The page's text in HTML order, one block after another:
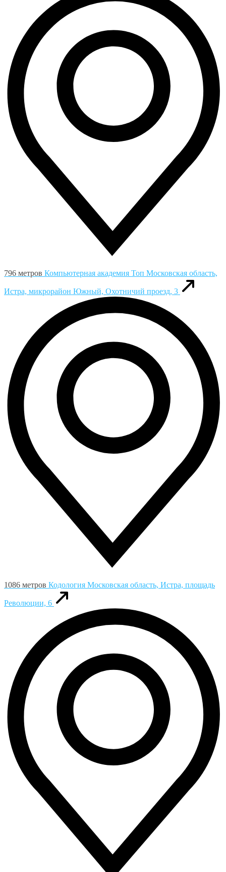
796 метров Компьютерная академия Toп Московская область,
Истра, микрорайон Южный, Охотничий проезд, 3
1086 метров Кодология Московская область, Истра, площадь
Революции, 6